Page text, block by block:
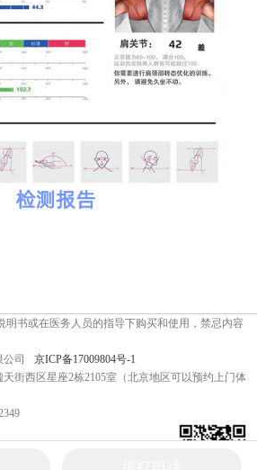
明书或在医务人员的指导下购买和使用，禁忌内容
司
京ICP备17009804号-1
街西区星座2栋2105室（北京地区可以预约上门体